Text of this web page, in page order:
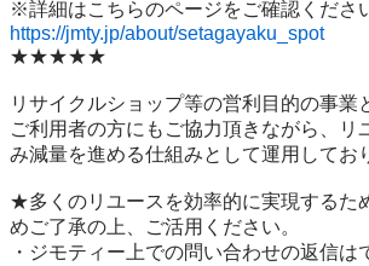
https://jmty.jp/about/setagayaku_spot
★★★★★
リサイクルショップ等の営利目的の事業
ご利用者の方にもご協力頂きながら、リ
み減量を進める仕組みとして運用してお
★多くのリユースを効率的に実現するた
めご了承の上、ご活用ください。
・ジモティー上での問い合わせの返信は